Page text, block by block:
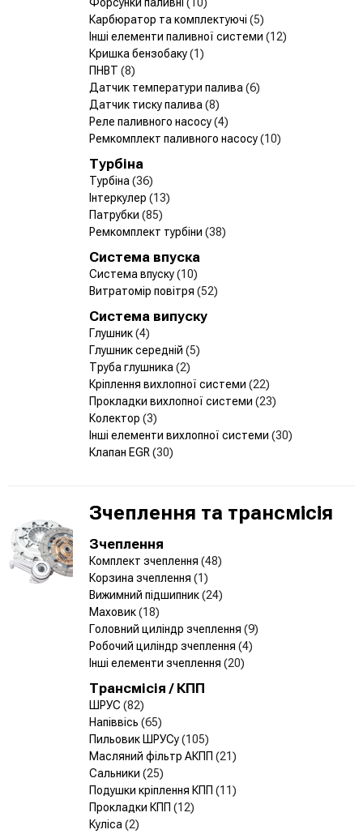
Карбюратор та комплектуючі (5)
Інші елементи паливної системи (12)
Кришка бензобаку(1)
ПНВТ (8)
Датчик температури палива (6)
Датчик тиску палива (8)
Реле паливного насосу(4)
Ремкомплект паливного насосу(10)
Турбіна
Турбіна (36)
Інтеркулер (13)
Патрубки (85)
Ремкомплект турбіни (38)
Система впуска
Система впуску(10)
Витратомір повітря (52)
Система випуску
Глушник(4)
Глушник середній (5)
Труба глушника (2)
Кріплення вихлопної системи (22)
Прокладки вихлопної системи (23)
Колектор (3)
Інші елементи вихлопної системи (30)
Клапан EGR (30)
Зчеплення та трансмісія
Зчеплення
Комплект зчеплення (48)
Корзина зчеплення (1)
Вижимний підшипник(24)
Маховик(18)
Головний циліндр зчеплення (9)
Робочий циліндр зчеплення (4)
Інші елементи зчеплення (20)
Трансмісія / КПП
ШРУС (82)
Напіввісь (65)
Пильовик ШРУСу(105)
Масляний фільтр АКПП (21)
Сальники (25)
Подушки кріплення КПП (11)
Прокладки КПП (12)
Куліса (2)